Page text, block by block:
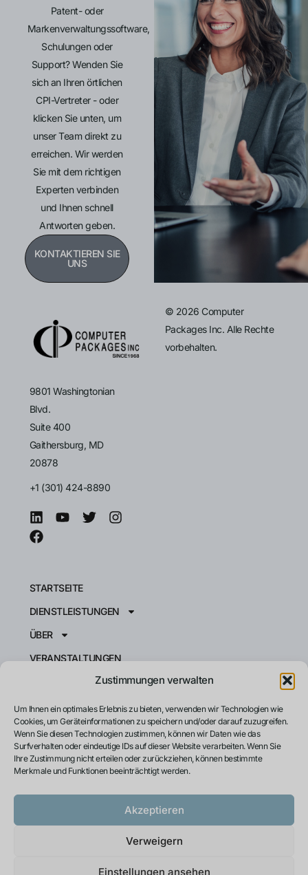
Zustimmungen verwalten
Um Ihnen ein optimales Erlebnis zu bieten, verwenden wir Technologien wie
Cookies, um Geräteinformationen zu speichern und/oder darauf zuzugreifen.
Wenn Sie diesen Technologien zustimmen, können wir Daten wie das
Surfverhalten oder eindeutige IDs auf dieser Website verarbeiten. Wenn Sie
Ihre Zustimmung nicht erteilen oder zurückziehen, können bestimmte
Merkmale und Funktionen beeinträchtigt werden.
Akzeptieren
Verweigern
Einstellungen ansehen
Patent- oder
Markenverwaltungssoftware,
Schulungen oder
Support? Wenden Sie
sich an Ihren örtlichen
CPI-Vertreter - oder
klicken Sie unten, um
unser Team direkt zu
erreichen. Wir werden
Sie mit dem richtigen
Experten verbinden
und Ihnen schnell
Antworten geben.
KONTAKTIEREN SIE
UNS
9801 Washingtonian
Blvd.
Suite 400
Gaithersburg, MD
20878
+1 (301) 424-8890
STARTSEITE
DIENSTLEISTUNGEN
ÜBER
VERANSTALTUNGEN
KONTAKT
INSTRUCT CPI
PRIVACY POLICY
© 2026 Computer
Packages Inc. Alle Rechte
vorbehalten.